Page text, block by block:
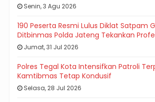
Senin, 3 Agu 2026
190 Peserta Resmi Lulus Diklat Satpam
Ditbinmas Polda Jateng Tekankan
Jumat, 31 Jul 2026
Polres Tegal Kota Intensifkan Patroli
Kamtibmas Tetap Kondusif
Selasa, 28 Jul 2026